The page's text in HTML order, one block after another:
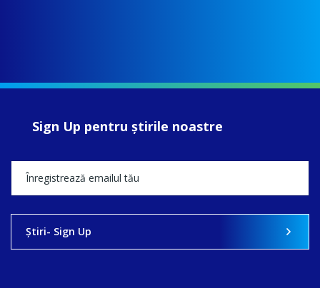
Sign Up pentru ştirile noastre
Ştiri- Sign Up